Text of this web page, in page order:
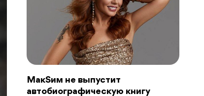
MaкSим не выпустит
автобиографическую книгу